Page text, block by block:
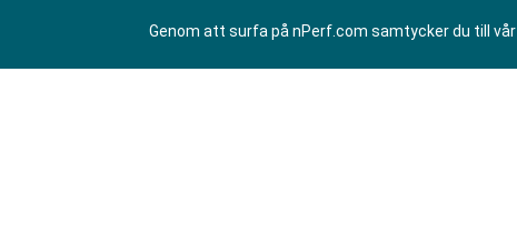
Genom att surfa på nPerf.com samtycker du till vår